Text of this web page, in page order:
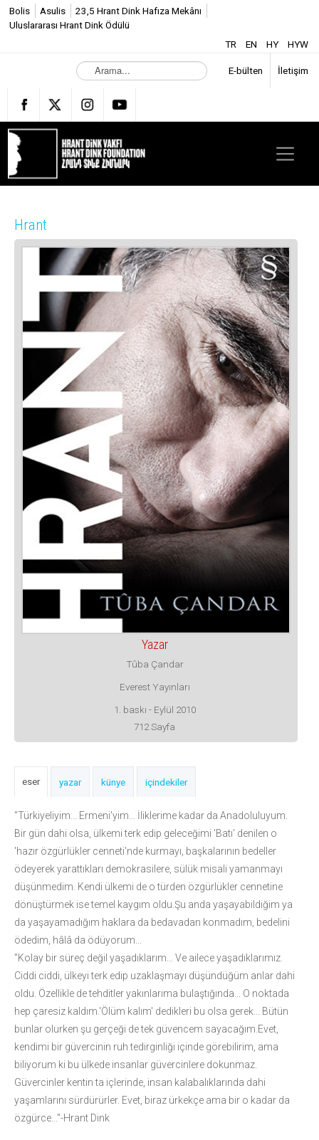
Bolis Asulis
23,5 Hrant Dink Hafıza Mekânı
Uluslararası Hrant Dink Ödülü
TR
EN HY HYW
A
r
m
a
.
.
E-bülten İletişim
Hrant
Yazar
Tûba Çandar
Everest Yayınları
1. baskı - Eylül 2010
712 Sayfa
eser yazar künye içindekiler
"Türkiyeliyim... Ermeni'yim... İliklerime kadar da Anadoluluyum.
Bir gün dahi olsa, ülkemi terk edip geleceğimi 'Batı' denilen o
'hazır özgürlükler cenneti'nde kurmayı, başkalarının bedeller
ödeyerek yarattıkları demokrasilere, sülük misali yamanmayı
düşünmedim. Kendi ülkemi de o türden özgürlükler cennetine
dönüştürmek ise temel kaygım oldu.Şu anda yaşayabildiğim ya
da yaşayamadığım haklara da bedavadan konmadım, bedelini
ödedim, hâlâ da ödüyorum...
"Kolay bir süreç değil yaşadıklarım... Ve ailece yaşadıklarımız.
Ciddi ciddi, ülkeyi terk edip uzaklaşmayı düşündüğüm anlar dahi
oldu. Özellikle de tehditler yakınlarıma bulaştığında... O noktada
hep çaresiz kaldım.'Ölüm kalım' dedikleri bu olsa gerek... Bütün
bunlar olurken şu gerçeği de tek güvencem sayacağım.Evet,
kendimi bir güvercinin ruh tedirginliği içinde görebilirim, ama
biliyorum ki bu ülkede insanlar güvercinlere dokunmaz.
Güvercinler kentin ta içlerinde, insan kalabalıklarında dahi
yaşamlarını sürdürürler. Evet, biraz ürkekçe ama bir o kadar da
özgürce..."-Hrant Dink